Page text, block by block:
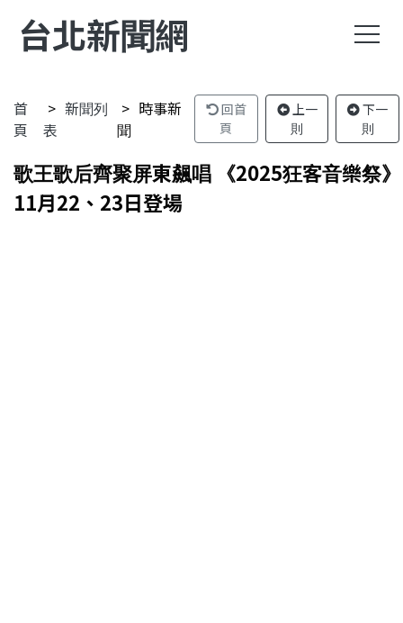
台北新聞網
首
頁
新聞列
表
時事新
聞
回首
頁
上一
則
下一
則
歌王歌后齊聚屏東飆唱 《2025狂客音樂祭》
11月22、23日登場